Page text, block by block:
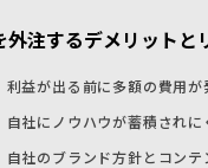
外注するデメリットと
利益が出る前に多額の費用が
自社にノウハウが蓄積されに
自社のブランド方針とコンテ